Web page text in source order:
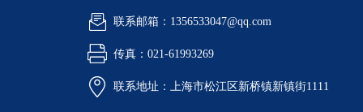
联系邮箱：1356533047@qq.com
传真：021-61993269
联系地址：上海市松江区新桥镇新镇街1111